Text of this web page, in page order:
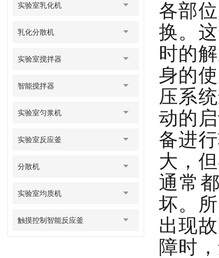
实验室乳化机
乳化分散机
实验室搅拌器
智能搅拌器
实验室匀浆机
实验室反应釜
分散机
实验室均质机
触摸控制智能反应釜
各部
换。
时的
身的
压系
动的
备进
大，
通常
坏。
出现
障时